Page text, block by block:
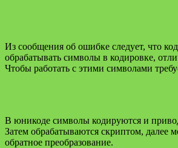
Из сообщения об ошибке следует, что
обрабатывать символы в кодировке,
Чтобы работать с этими символами
В юникоде символы кодируются и
Затем обрабатываются скриптом, далее
обратное преобразование.